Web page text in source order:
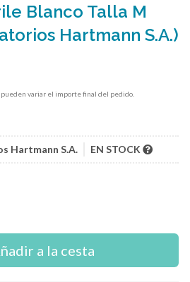
Blanco Talla M
Hartmann S.A.)
pueden variar el importe final del pedido.
Hartmann S.A. EN STOCK
a la cesta